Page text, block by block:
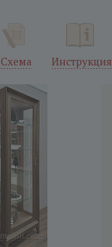
Схема Инструкция